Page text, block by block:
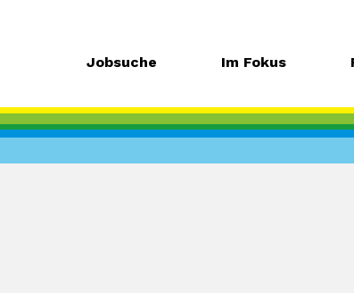
Jobsuche Im Fokus